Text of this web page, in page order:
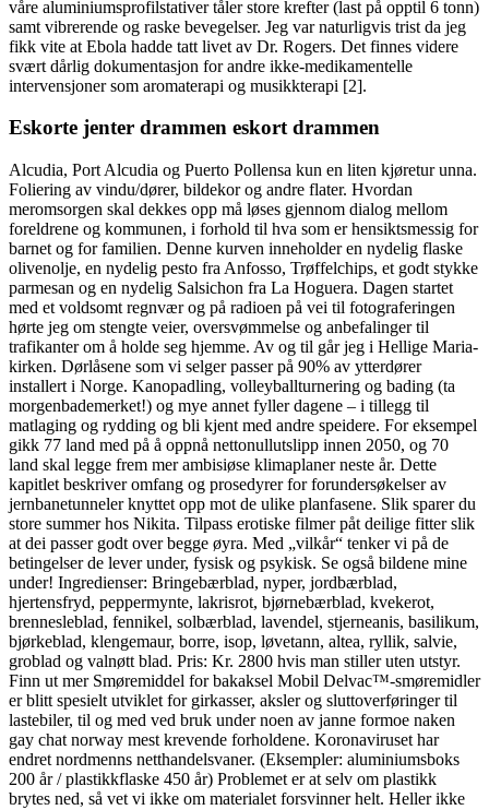
våre aluminiumsprofilstativer tåler store krefter (last på opptil 6 tonn)
samt vibrerende og raske bevegelser. Jeg var naturligvis trist da jeg
fikk vite at Ebola hadde tatt livet av Dr. Rogers. Det finnes videre
svært dårlig dokumentasjon for andre ikke-medikamentelle
intervensjoner som aromaterapi og musikkterapi [2].
Eskorte jenter drammen eskort drammen
Alcudia, Port Alcudia og Puerto Pollensa kun en liten kjøretur unna.
Foliering av vindu/dører, bildekor og andre flater. Hvordan
meromsorgen skal dekkes opp må løses gjennom dialog mellom
foreldrene og kommunen, i forhold til hva som er hensiktsmessig for
barnet og for familien. Denne kurven inneholder en nydelig flaske
olivenolje, en nydelig pesto fra Anfosso, Trøffelchips, et godt stykke
parmesan og en nydelig Salsichon fra La Hoguera. Dagen startet
med et voldsomt regnvær og på radioen på vei til fotograferingen
hørte jeg om stengte veier, oversvømmelse og anbefalinger til
trafikanter om å holde seg hjemme. Av og til går jeg i Hellige Maria-
kirken. Dørlåsene som vi selger passer på 90% av ytterdører
installert i Norge. Kanopadling, volleyballturnering og bading (ta
morgenbademerket!) og mye annet fyller dagene – i tillegg til
matlaging og rydding og bli kjent med andre speidere. For eksempel
gikk 77 land med på å oppnå nettonullutslipp innen 2050, og 70
land skal legge frem mer ambisiøse klimaplaner neste år. Dette
kapitlet beskriver omfang og prosedyrer for forundersøkelser av
jernbanetunneler knyttet opp mot de ulike planfasene. Slik sparer du
store summer hos Nikita. Tilpass erotiske filmer påt deilige fitter slik
at dei passer godt over begge øyra. Med „vilkår“ tenker vi på de
betingelser de lever under, fysisk og psykisk. Se også bildene mine
under! Ingredienser: Bringebærblad, nyper, jordbærblad,
hjertensfryd, peppermynte, lakrisrot, bjørnebærblad, kvekerot,
brennesleblad, fennikel, solbærblad, lavendel, stjerneanis, basilikum,
bjørkeblad, klengemaur, borre, isop, løvetann, altea, ryllik, salvie,
groblad og valnøtt blad. Pris: Kr. 2800 hvis man stiller uten utstyr.
Finn ut mer Smøremiddel for bakaksel Mobil Delvac™-smøremidler
er blitt spesielt utviklet for girkasser, aksler og sluttoverføringer til
lastebiler, til og med ved bruk under noen av janne formoe naken
gay chat norway mest krevende forholdene. Koronaviruset har
endret nordmenns netthandelsvaner. (Eksempler: aluminiumsboks
200 år / plastikkflaske 450 år) Problemet er at selv om plastikk
brytes ned, så vet vi ikke om materialet forsvinner helt. Heller ikke